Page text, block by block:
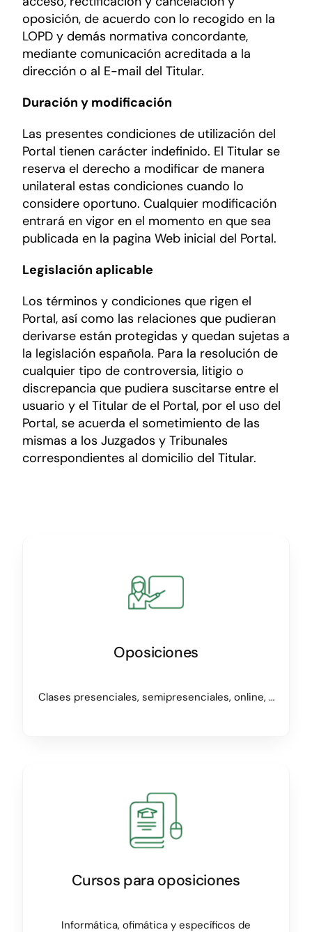
oposición, de acuerdo con lo recogido en la
LOPD y demás normativa concordante,
mediante comunicación acreditada a la
dirección o al E-mail del Titular.
Duración y modificación
Las presentes condiciones de utilización del
Portal tienen carácter indefinido. El Titular se
reserva el derecho a modificar de manera
unilateral estas condiciones cuando lo
considere oportuno. Cualquier modificación
entrará en vigor en el momento en que sea
publicada en la pagina Web inicial del Portal.
Legislación aplicable
Los términos y condiciones que rigen el
Portal, así como las relaciones que pudieran
derivarse están protegidas y quedan sujetas a
la legislación española. Para la resolución de
cualquier tipo de controversia, litigio o
discrepancia que pudiera suscitarse entre el
usuario y el Titular de el Portal, por el uso del
Portal, se acuerda el sometimiento de las
mismas a los Juzgados y Tribunales
correspondientes al domicilio del Titular.
Oposiciones
Clases presenciales, semipresenciales, online, …
Cursos para oposiciones
Informática, ofimática y específicos de